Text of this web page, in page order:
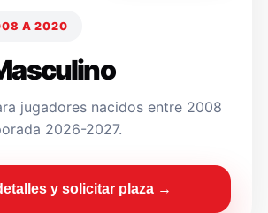
A 2020
jugadores nacidos entre 2008
2026-2027.
y solicitar plaza →